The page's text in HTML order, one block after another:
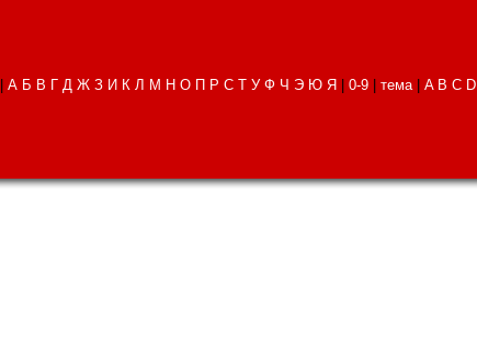
А Б В Г Д Ж З И К Л М Н О П Р С Т У Ф Ч Э Ю Я 0-9| тема| A B C D